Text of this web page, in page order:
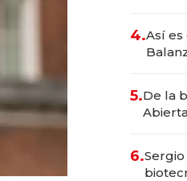
4.Así
5.De la
6.